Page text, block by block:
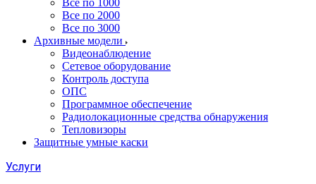
Все по 1000
Все по 2000
Все по 3000
Архивные модели
Видеонаблюдение
Сетевое оборудование
Контроль доступа
ОПС
Программное обеспечение
Радиолокационные средства обнаружения
Тепловизоры
Защитные умные каски
Услуги